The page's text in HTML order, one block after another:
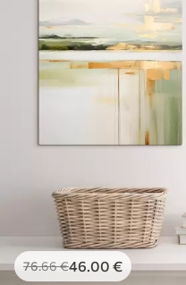
76.66€46.00 €